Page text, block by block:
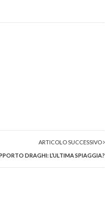
ARTICOLO SUCCESSIVO
DRAGHI: L’ULTIMA SPIAGGIA?